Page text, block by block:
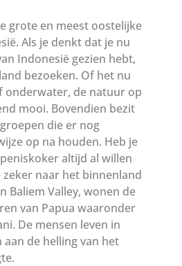
grote en meest oostelijke
Als je denkt dat je nu
Indonesië gezien hebt,
bezoeken. Of het nu
onderwater, de natuur op
mooi. Bovendien bezit
die er nog
op na houden. Heb je
altijd al willen
zeker naar het binnenland
Baliem Valley, wonen de
van Papua waaronder
De mensen leven in
de helling van het